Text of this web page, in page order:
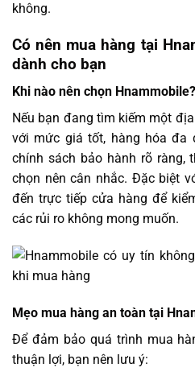
không.
Có nên mua hàng tại
dành cho bạn
Khi nào nên chọn Hnammobile?
Nếu bạn đang tìm kiếm một
với mức giá tốt, hàng hóa đa
chính sách bảo hành rõ ràng,
chọn nên cân nhắc. Đặc biệt
đến trực tiếp cửa hàng để
các rủi ro không mong muốn.
Mẹo mua hàng an toàn tại
Để đảm bảo quá trình mua
thuận lợi, bạn nên lưu ý: